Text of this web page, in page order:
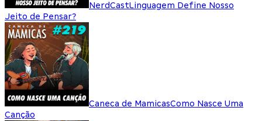
NerdCastLinguagem Define Nosso
Jeito de Pensar?
Caneca de MamicasComo Nasce Uma
Canção